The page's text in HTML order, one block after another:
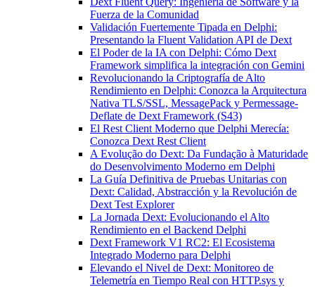
Fuerza de la Comunidad
Validación Fuertemente Tipada en Delphi:
Presentando la Fluent Validation API de Dext
El Poder de la IA con Delphi: Cómo Dext
Framework simplifica la integración con Gemini
Revolucionando la Criptografía de Alto
Rendimiento en Delphi: Conozca la Arquitectura
Nativa TLS/SSL, MessagePack y Permessage-
Deflate de Dext Framework (S43)
El Rest Client Moderno que Delphi Merecía:
Conozca Dext Rest Client
A Evolução do Dext: Da Fundação à Maturidade
do Desenvolvimento Moderno em Delphi
La Guía Definitiva de Pruebas Unitarias con
Dext: Calidad, Abstracción y la Revolución de
Dext Test Explorer
La Jornada Dext: Evolucionando el Alto
Rendimiento en el Backend Delphi
Dext Framework V1 RC2: El Ecosistema
Integrado Moderno para Delphi
Elevando el Nivel de Dext: Monitoreo de
Telemetría en Tiempo Real con HTTP.sys y